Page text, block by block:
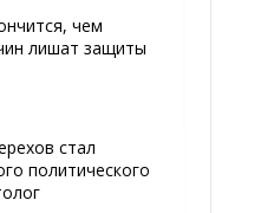
чем
лишат защиты
стал
политического